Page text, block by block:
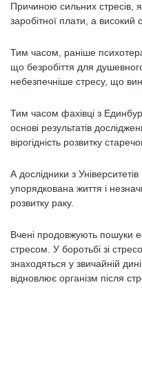
Причиною сильних стресів,
заробітної плати, а високий
Тим часом, раніше
що безробіття для
небезпечніше стресу, що
Тим часом фахівці з
основі результатів
вірогідність розвитку
А дослідники з
упорядкована життя і
розвитку раку.
Вчені продовжують пошуки
стресом. У боротьбі зі
знаходяться у звичайній
відновлює організм після